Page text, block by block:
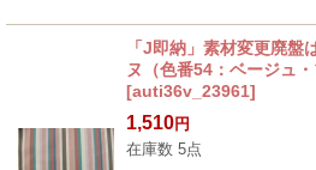
「J即納」素材変更廃盤
ヌ（色番54：ベージュ・
[auti36v_23961]
1,510円
在庫数 5点